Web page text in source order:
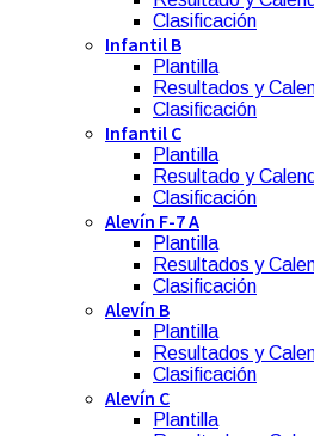
Clasificación
Infantil B
Plantilla
Resultados y
Clasificación
Infantil C
Plantilla
Resultado y
Clasificación
Alevín F-7 A
Plantilla
Resultados y
Clasificación
Alevín B
Plantilla
Resultados y
Clasificación
Alevín C
Plantilla